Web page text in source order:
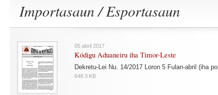
Importasaun / Esportasaun
05 abril 2017
Kódigu Aduaneiru iha Timor-Leste
Dekretu-Lei Nu. 14/2017 Loron 5 Fulan-abril (iha
648.3 KB